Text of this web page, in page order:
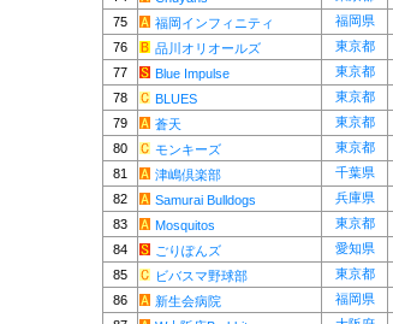
75
福岡インフィニティ 福岡県
76
品川オリオールズ 東京都
77
Blue Impulse 東京都
78
BLUES 東京都
79
蒼天 東京都
80
モンキーズ 東京都
81
津嶋倶楽部 千葉県
82
Samurai Bulldogs 兵庫県
83
Mosquitos 東京都
84
ごりぽんズ 愛知県
85
ビバスマ野球部 東京都
86
新生会病院 福岡県